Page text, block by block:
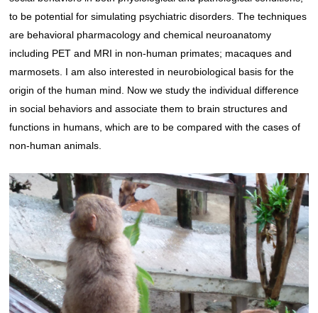
to be potential for simulating psychiatric disorders. The techniques
are behavioral pharmacology and chemical neuroanatomy
including PET and MRI in non-human primates; macaques and
marmosets. I am also interested in neurobiological basis for the
origin of the human mind. Now we study the individual difference
in social behaviors and associate them to brain structures and
functions in humans, which are to be compared with the cases of
non-human animals.